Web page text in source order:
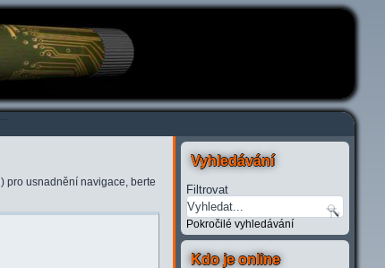
pro usnadnění navigace, berte
Vyhledávání
Filtrovat
Pokročilé vyhledávání
Kdo je online